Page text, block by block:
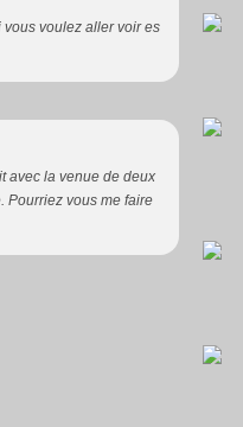
voulez aller voir es
avec la venue de deux
Pourriez vous me faire